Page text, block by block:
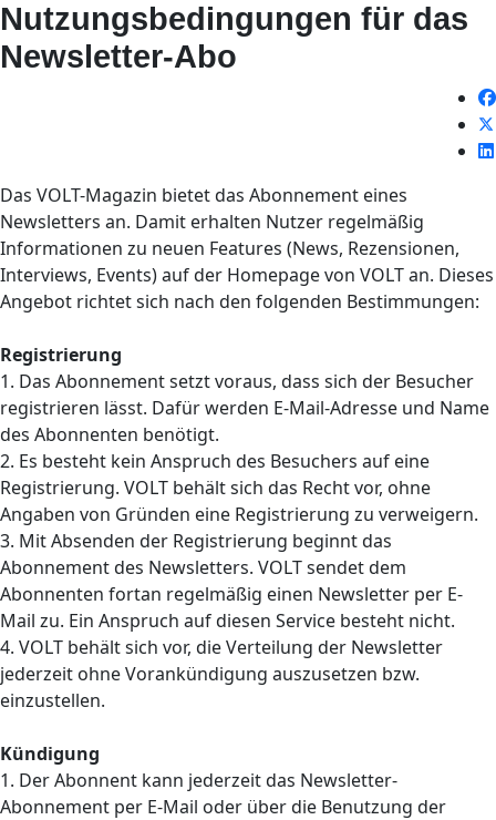
Nutzungsbedingungen für das
Newsletter-Abo
Das VOLT-Magazin bietet das Abonnement eines
Newsletters an. Damit erhalten Nutzer regelmäßig
Informationen zu neuen Features (News, Rezensionen,
Interviews, Events) auf der Homepage von VOLT an. Dieses
Angebot richtet sich nach den folgenden Bestimmungen:
Registrierung
1. Das Abonnement setzt voraus, dass sich der Besucher
registrieren lässt. Dafür werden E-Mail-Adresse und Name
des Abonnenten benötigt.
2. Es besteht kein Anspruch des Besuchers auf eine
Registrierung. VOLT behält sich das Recht vor, ohne
Angaben von Gründen eine Registrierung zu verweigern.
3. Mit Absenden der Registrierung beginnt das
Abonnement des Newsletters. VOLT sendet dem
Abonnenten fortan regelmäßig einen Newsletter per E-
Mail zu. Ein Anspruch auf diesen Service besteht nicht.
4. VOLT behält sich vor, die Verteilung der Newsletter
jederzeit ohne Vorankündigung auszusetzen bzw.
einzustellen.
Kündigung
1. Der Abonnent kann jederzeit das Newsletter-
Abonnement per E-Mail oder über die Benutzung der